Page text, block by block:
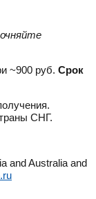
~900 руб. Срок
СНГ.
and Australia and